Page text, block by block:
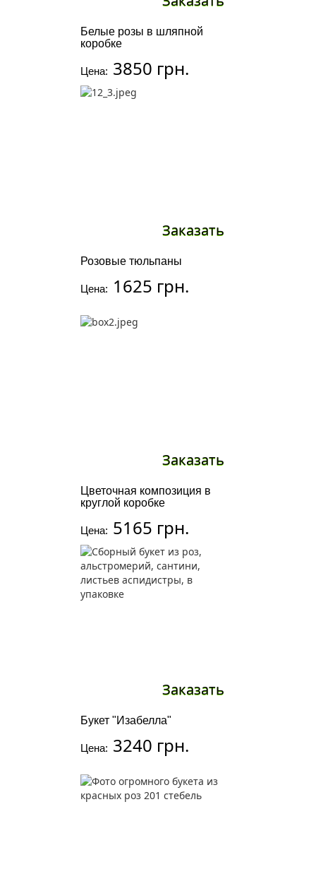
Белые розы в шляпной
коробке
Цена: 3850 грн.
Розовые тюльпаны
Цена: 1625 грн.
Заказать
Цветочная композиция в
круглой коробке
Цена: 5165 грн.
Заказать
Букет "Изабелла"
Цена: 3240 грн.
Заказать